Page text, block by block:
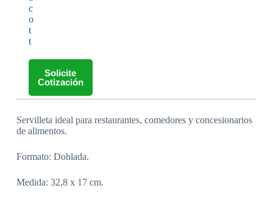
c
o
t
t
Solicite
Cotización
Servilleta ideal para restaurantes, comedores y concesionarios
de alimentos.
Formato: Doblada.
Medida: 32,8 x 17 cm.